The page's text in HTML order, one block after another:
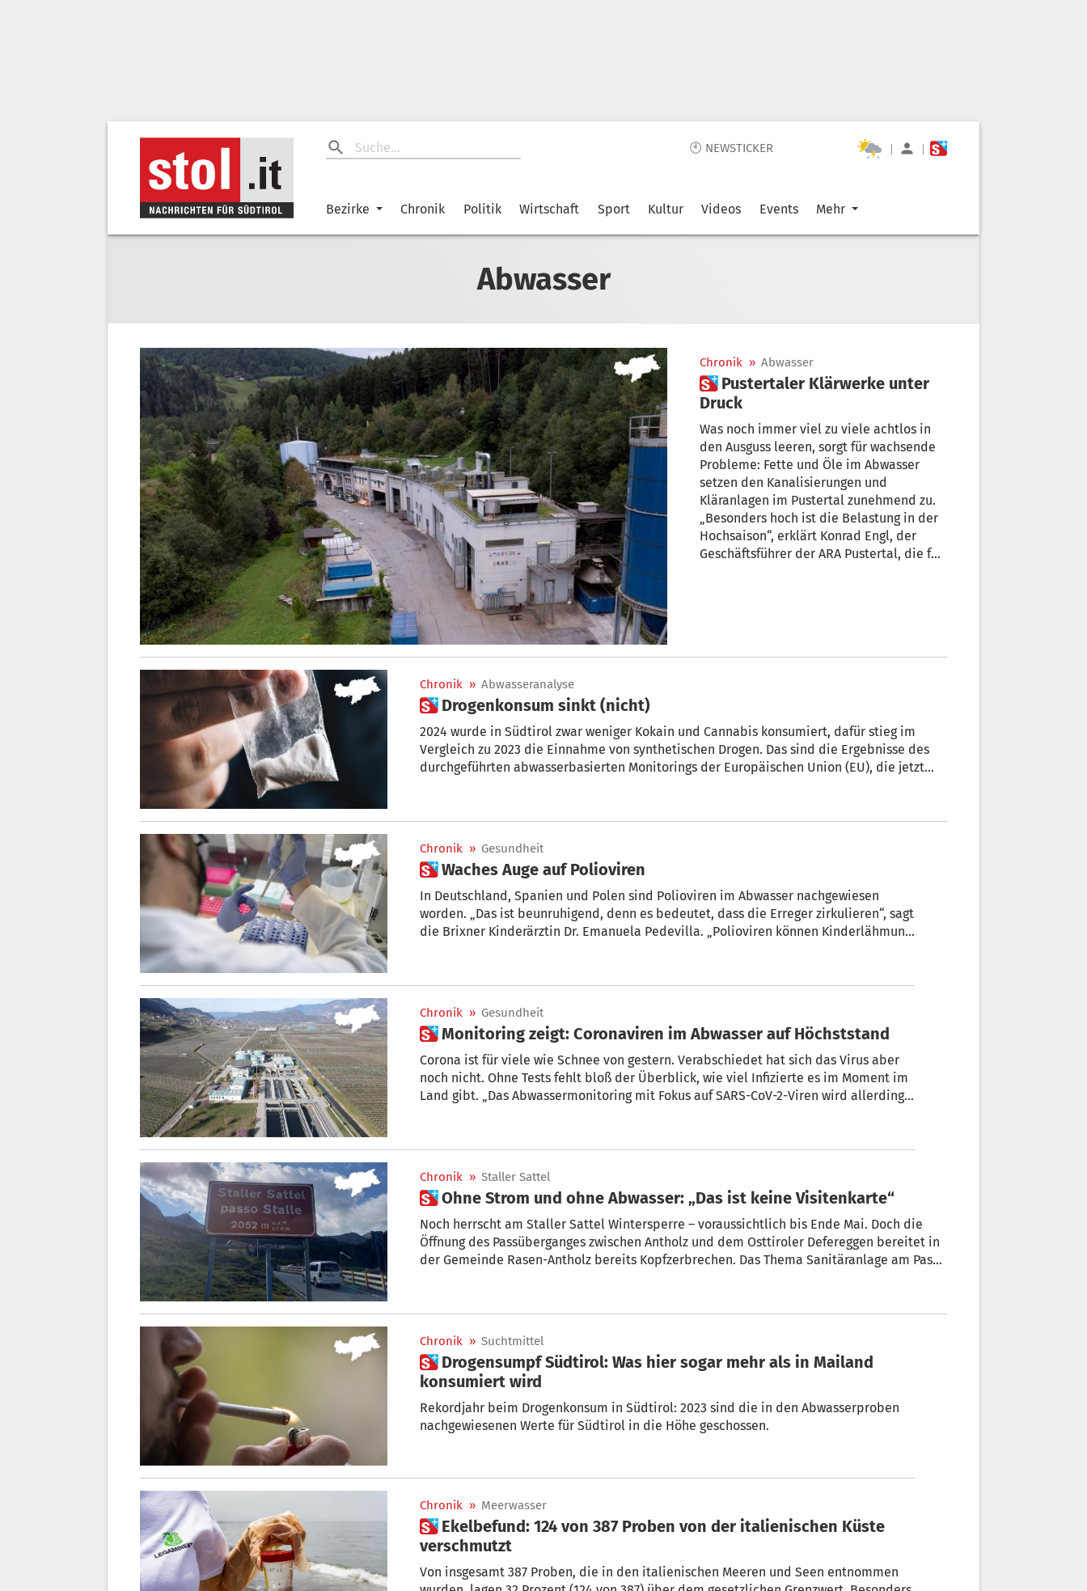
🕙 NEWSTICKER | |
Bezirke Chronik Politik Wirtschaft Sport Kultur Videos Events Mehr
Abwasser
Chronik » Abwasser
 Pustertaler Klärwerke unter
Druck
Was noch immer viel zu viele achtlos in
den Ausguss leeren, sorgt für wachsende
Probleme: Fette und Öle im Abwasser
setzen den Kanalisierungen und
Kläranlagen im Pustertal zunehmend zu.
„Besonders hoch ist die Belastung in der
Hochsaison“, erklärt Konrad Engl, der
Geschäftsführer der ARA Pustertal, die für
Chronik » Abwasseranalyse
 Drogenkonsum sinkt (nicht)
2024 wurde in Südtirol zwar weniger Kokain und Cannabis konsumiert, dafür stieg im
Vergleich zu 2023 die Einnahme von synthetischen Drogen. Das sind die Ergebnisse des
durchgeführten abwasserbasierten Monitorings der Europäischen Union (EU), die jetzt
Chronik » Gesundheit
 Waches Auge auf Polioviren
In Deutschland, Spanien und Polen sind Polioviren im Abwasser nachgewiesen
worden. „Das ist beunruhigend, denn es bedeutet, dass die Erreger zirkulieren“, sagt
die Brixner Kinderärztin Dr. Emanuela Pedevilla. „Polioviren können Kinderlähmung
Chronik » Gesundheit
 Monitoring zeigt: Coronaviren im Abwasser auf Höchststand
Corona ist für viele wie Schnee von gestern. Verabschiedet hat sich das Virus aber
noch nicht. Ohne Tests fehlt bloß der Überblick, wie viel Infizierte es im Moment im
Land gibt. „Das Abwassermonitoring mit Fokus auf SARS-CoV-2-Viren wird allerdings
Virenlast.“
Chronik » Staller Sattel
 Ohne Strom und ohne Abwasser: „Das ist keine Visitenkarte“
Noch herrscht am Staller Sattel Wintersperre – voraussichtlich bis Ende Mai. Doch die
Öffnung des Passüberganges zwischen Antholz und dem Osttiroler Defereggen bereitet in
der Gemeinde Rasen-Antholz bereits Kopfzerbrechen. Das Thema Sanitäranlage am Pass
Chronik » Suchtmittel
 Drogensumpf Südtirol: Was hier sogar mehr als in Mailand
konsumiert wird
Rekordjahr beim Drogenkonsum in Südtirol: 2023 sind die in den Abwasserproben
nachgewiesenen Werte für Südtirol in die Höhe geschossen.
Chronik » Meerwasser
 Ekelbefund: 124 von 387 Proben von der italienischen Küste
verschmutzt
Von insgesamt 387 Proben, die in den italienischen Meeren und Seen entnommen